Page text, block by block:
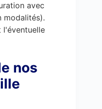
avec
modalités).
l'éventuelle
nos